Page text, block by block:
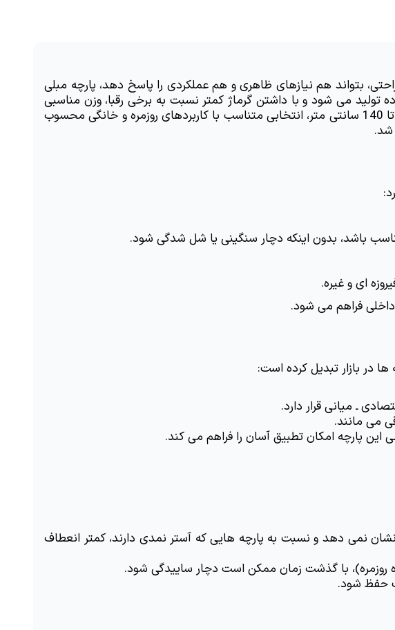
شد.
باشد، بدون اینکه دچار سنگینی یا شل شدگی شود.
فراهم می شود.
ها در بازار تبدیل کرده است:
ـ میانی قرار دارد.
می مانند.
پارچه امکان تطبیق آسان را فراهم می کند.
روزمره)، با گذشت زمان ممکن است دچار ساییدگی شود.
حفظ شود.